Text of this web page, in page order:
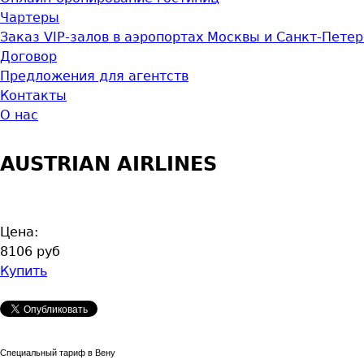
Чартеры
Заказ VIP-залов в аэропортах Москвы и Санкт-
Договор
Предложения для агентств
Контакты
О нас
AUSTRIAN AIRLINES
Цена:
8106 руб
Купить
Cпециальный тариф в Вену